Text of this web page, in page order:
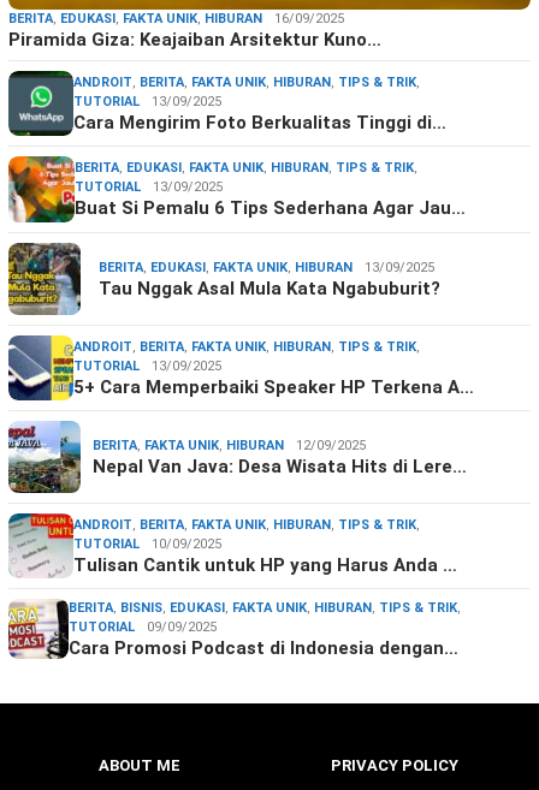
BERITA, EDUKASI , FAKTA UNIK, HIBURAN 16/09/2025
Piramida Giza: Keajaiban Arsitektur Kuno…
ANDROIT, BERITA, FAKTA UNIK, HIBURAN , TIPS & TRIK,
TUTORIAL
13/09/2025
Cara Mengirim Foto Berkualitas Tinggi di…
BERITA, EDUKASI , FAKTA UNIK, HIBURAN , TIPS & TRIK,
TUTORIAL
13/09/2025
Buat Si Pemalu 6 Tips Sederhana Agar Jau…
BERITA, EDUKASI , FAKTA UNIK, HIBURAN 13/09/2025
Tau Nggak Asal Mula Kata Ngabuburit?
ANDROIT, BERITA, FAKTA UNIK, HIBURAN , TIPS & TRIK,
TUTORIAL
13/09/2025
5+ Cara Memperbaiki Speaker HP Terkena A…
BERITA, FAKTA UNIK, HIBURAN 12/09/2025
Nepal Van Java: Desa Wisata Hits di Lere…
ANDROIT, BERITA, FAKTA UNIK, HIBURAN , TIPS & TRIK,
TUTORIAL
10/09/2025
Tulisan Cantik untuk HP yang Harus Anda …
BERITA, BISNIS, EDUKASI , FAKTA UNIK, HIBURAN , TIPS & TRIK,
TUTORIAL
09/09/2025
Cara Promosi Podcast di Indonesia dengan…
ABOUT ME
PRIVACY POLICY